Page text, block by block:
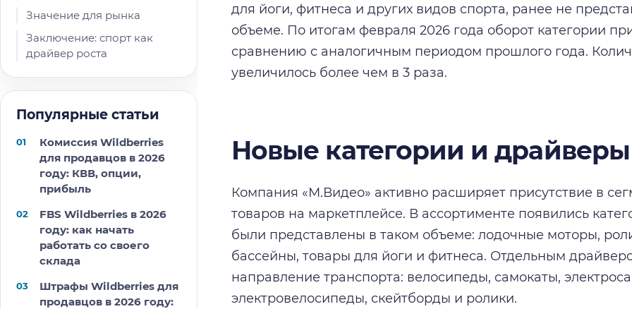
Значение для рынка
Заключение: спорт как
драйвер роста
Популярные статьи
Комиссия Wildberries
для продавцов в 2026
году: КВВ, опции,
прибыль
FBS Wildberries в 2026
году: как начать
работать со своего
склада
Штрафы Wildberries для
продавцов в 2026 году:
для йоги, фитнеса и других видов спорта, ранее не
объеме. По итогам февраля 2026 года оборот категории
сравнению с аналогичным периодом прошлого года.
увеличилось более чем в 3 раза.
Новые категории и драйверы
Компания «М.Видео» активно расширяет присутствие в
товаров на маркетплейсе. В ассортименте появились
были представлены в таком объеме: лодочные моторы,
бассейны, товары для йоги и фитнеса. Отдельным
направление транспорта: велосипеды, самокаты,
электровелосипеды, скейтборды и ролики.